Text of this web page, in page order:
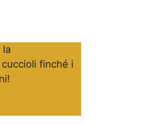
la
finché i